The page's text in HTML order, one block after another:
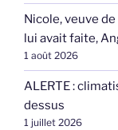
Nicole, veuve
lui avait faite,
1 août 2026
ALERTE :
dessus
1 juillet 2026